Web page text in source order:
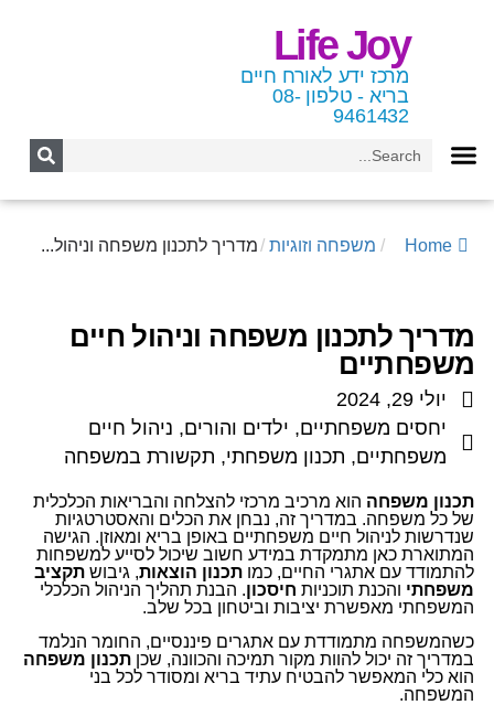
Life Joy
מרכז ידע לאורח חיים
בריא - טלפון 08-
9461432
Home
/ משפחה וזוגיות /מדריך לתכנון משפחה וניהול...
מדריך לתכנון משפחה וניהול חיים
משפחתיים
יולי 29, 2024
יחסים משפחתיים, ילדים והורים, ניהול חיים
משפחתיים, תכנון משפחתי, תקשורת במשפחה
תכנון משפחה הוא מרכיב מרכזי להצלחה והבריאות הכלכלית
של כל משפחה. במדריך זה, נבחן את הכלים והאסטרטגיות
שנדרשות לניהול חיים משפחתיים באופן בריא ומאוזן. הגישה
המתוארת כאן מתמקדת במידע חשוב שיכול לסייע למשפחות
להתמודד עם אתגרי החיים, כמו תכנון הוצאות, גיבוש תקציב
משפחתי והכנת תוכניות חיסכון. הבנת תהליך הניהול הכלכלי
המשפחתי מאפשרת יציבות וביטחון בכל שלב.
כשהמשפחה מתמודדת עם אתגרים פיננסיים, החומר הנלמד
במדריך זה יכול להוות מקור תמיכה והכוונה, שכן תכנון משפחה
הוא כלי המאפשר להבטיח עתיד בריא ומסודר לכל בני
המשפחה.